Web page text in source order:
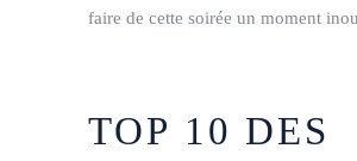
faire de cette soirée un moment
TOP 10 DES